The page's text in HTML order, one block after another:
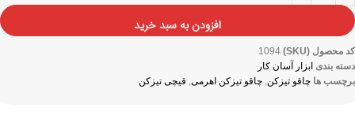
افزودن به سبد خرید
کد محصول (SKU)
1094
دسته بندی ابزار آسان کار
برچسب ها چاقو تیزکن, چاقو تیزکن اهرمی, قیچی تیزکن